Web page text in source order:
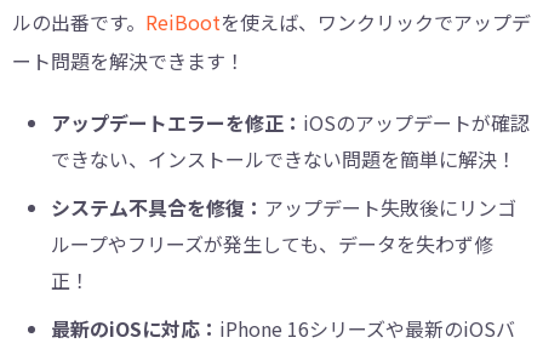
ルの出番です。 ReiBootを使えば、ワンクリックでアップデ
ート問題を解決できます！
アップデートエラーを修正： iOSのアップデートが確認
できない、インストールできない問題を簡単に解決！
システム不具合を修復： アップデート失敗後にリンゴ
ループやフリーズが発生しても、データを失わず修
正！
最新のiOSに対応： iPhone 16シリーズや最新のiOSバ